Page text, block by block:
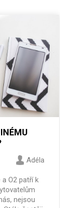
Adéla
O2 patří k
nejsou